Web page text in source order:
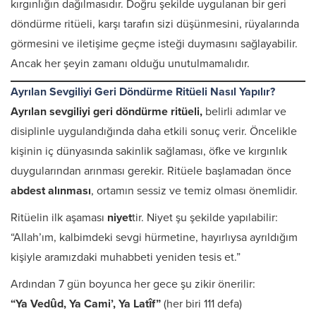
kırgınlığın dağılmasıdır. Doğru şekilde uygulanan bir geri
döndürme ritüeli, karşı tarafın sizi düşünmesini, rüyalarında
görmesini ve iletişime geçme isteği duymasını sağlayabilir.
Ancak her şeyin zamanı olduğu unutulmamalıdır.
Ayrılan Sevgiliyi Geri Döndürme Ritüeli Nasıl Yapılır?
Ayrılan sevgiliyi geri döndürme ritüeli, belirli adımlar ve
disiplinle uygulandığında daha etkili sonuç verir. Öncelikle
kişinin iç dünyasında sakinlik sağlaması, öfke ve kırgınlık
duygularından arınması gerekir. Ritüele başlamadan önce
abdest alınması, ortamın sessiz ve temiz olması önemlidir.
Ritüelin ilk aşaması niyettir. Niyet şu şekilde yapılabilir:
“Allah’ım, kalbimdeki sevgi hürmetine, hayırlıysa ayrıldığım
kişiyle aramızdaki muhabbeti yeniden tesis et.”
Ardından 7 gün boyunca her gece şu zikir önerilir:
“Ya Vedûd, Ya Cami’, Ya Latîf” (her biri 111 defa)